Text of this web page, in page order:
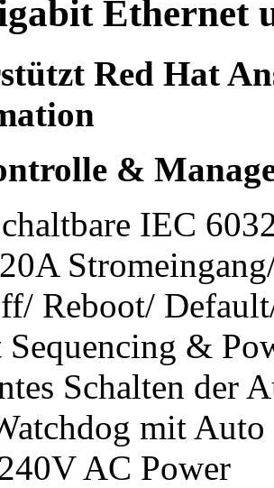
Ethernet
Red Hat
&
IEC
Reboot/
&
Schalten der
mit Auto
AC Power